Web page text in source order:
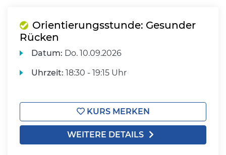
Orientierungsstunde: Gesunder
Rücken
Datum: Do. 10.09.2026
Uhrzeit: 18:30 - 19:15 Uhr
KURS MERKEN
WEITERE DETAILS